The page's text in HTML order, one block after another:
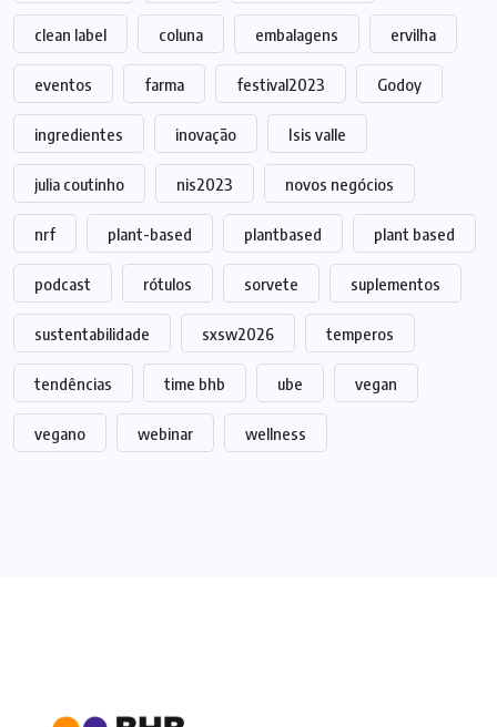
clean label coluna embalagens ervilha
eventos farma festival2023 Godoy
ingredientes inovação Isis valle
julia coutinho nis2023 novos negócios
nrf plant-based plantbased plant based
podcast rótulos sorvete suplementos
sustentabilidade sxsw2026 temperos
tendências time bhb ube vegan
vegano webinar wellness